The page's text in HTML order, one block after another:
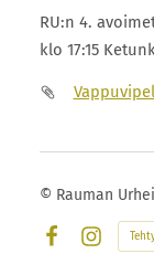
RU:n 4.
klo 17:15
© Rauman
Instagram